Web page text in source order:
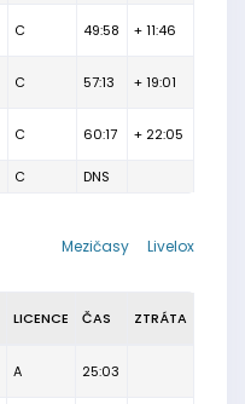
C 49:58 + 11:46
C 57:13 + 19:01
C 60:17 + 22:05
C DNS
Livelox
Mezičasy
LICENCE ČAS ZTRÁTA
A 25:03